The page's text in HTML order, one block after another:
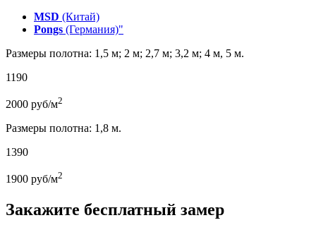
MSD (Китай)
Pongs (Германия)"
Размеры полотна: 1,5 м; 2 м; 2,7 м; 3,2 м; 4 м, 5 м.
1190
2000 руб/м2
Размеры полотна: 1,8 м.
1390
1900 руб/м2
Закажите бесплатный замер